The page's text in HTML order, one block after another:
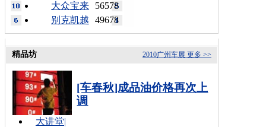
56578
大众宝来
49678
别克凯越
更多 >>
2010广州车展
精品坊
[车春秋]成品油价格再次上
调
大讲堂|